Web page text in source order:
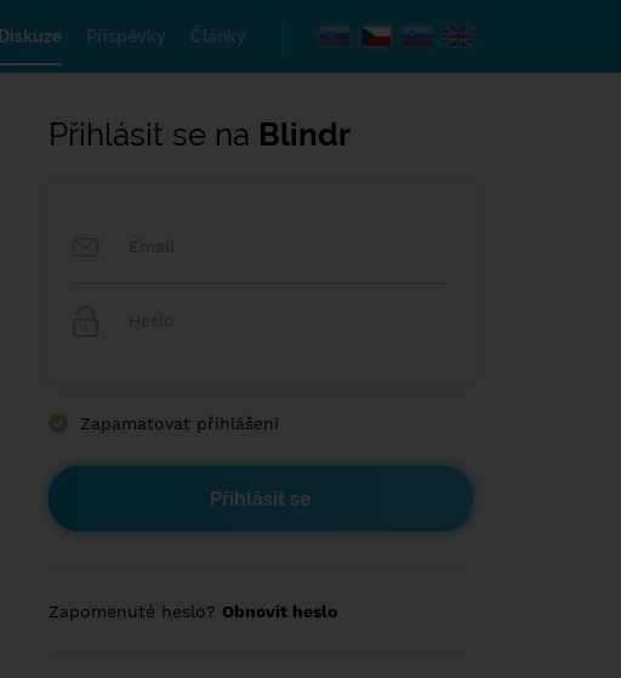
Diskuze Příspěvky Články
Přihlásit se na Blindr
Zapamatovat přihlášení
Zapomenuté heslo? Obnovit heslo